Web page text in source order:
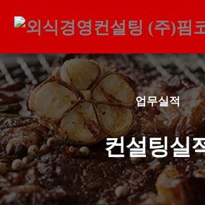
업무실적
컨설팅실